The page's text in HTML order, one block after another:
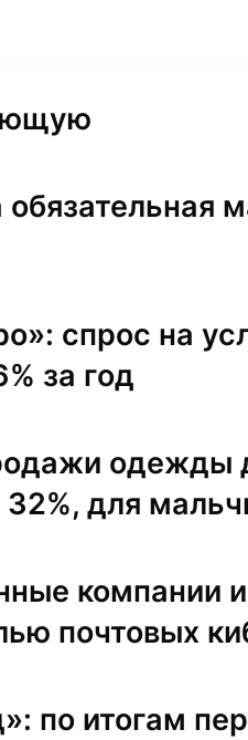
обязательная
спрос на
за год
одежды
для
компании
почтовых
по итогам